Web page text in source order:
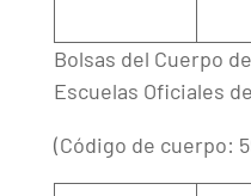
Bolsas del Cuerpo
Escuelas Oficiales
(Código de cuerpo: